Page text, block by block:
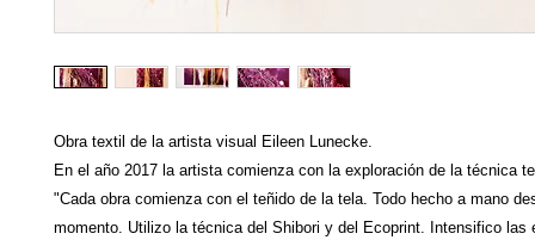
Obra textil de la artista visual Eileen Lunecke.
En el año 2017 la artista comienza con la exploración de la técnica
"Cada obra comienza con el teñido de la tela. Todo hecho a mano
momento. Utilizo la técnica del Shibori y del Ecoprint. Intensifico las